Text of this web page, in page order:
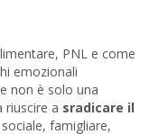
PNL e come
emozionali
non è solo una
riuscire a sradicare il
famigliare,